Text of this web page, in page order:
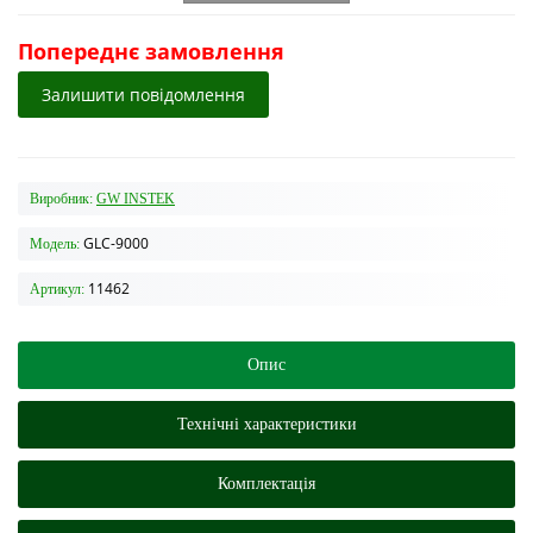
Попереднє замовлення
Залишити повідомлення
Виробник: GW INSTEK
Модель: GLC-9000
Артикул: 11462
Опис
Технічні характеристики
Комплектація